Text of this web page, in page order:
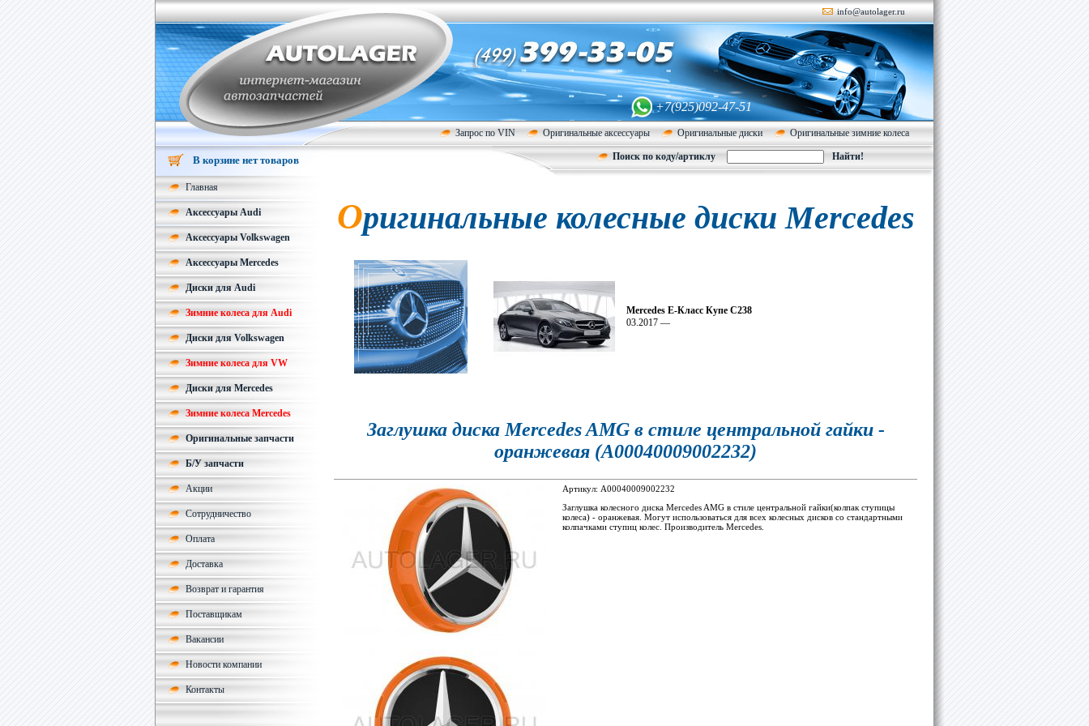
info@autolager.ru
+7(925)092-47-51
Запрос по VIN Оригинальные аксессуары Оригинальные диски Оригинальные зимние колеса
Поиск по коду/артиклу
В корзине нет товаров
Главная
Аксессуары Audi
Аксессуары Volkswagen
Аксессуары Mercedes
Диски для Audi
Зимние колеса для Audi
Диски для Volkswagen
Зимние колеса для VW
Диски для Mercedes
Зимние колеса Mercedes
Оригинальные запчасти
Б/У запчасти
Акции
Сотрудничество
Оплата
Доставка
Возврат и гарантия
Поставщикам
Вакансии
Новости компании
Контакты
Оригинальные колесные диски Mercedes
Mercedes E-Класс Купе C238
03.2017 —
Заглушка диска Mercedes AMG в стиле центральной гайки -
оранжевая (A00040009002232)
Артикул: A00040009002232
Заглушка колесного диска Mercedes AMG в стиле центральной гайки(колпак ступицы
колеса) - оранжевая. Могут использоваться для всех колесных дисков со стандартными
колпачками ступиц колес. Производитель Mercedes.